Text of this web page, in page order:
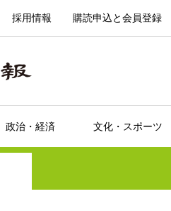
採用情報 購読申込と会員登録
政治・経済 文化・スポーツ